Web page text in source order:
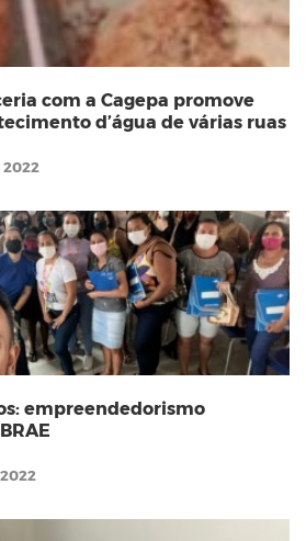
com a Cagepa promove
d’água de várias ruas
2022
empreendedorismo